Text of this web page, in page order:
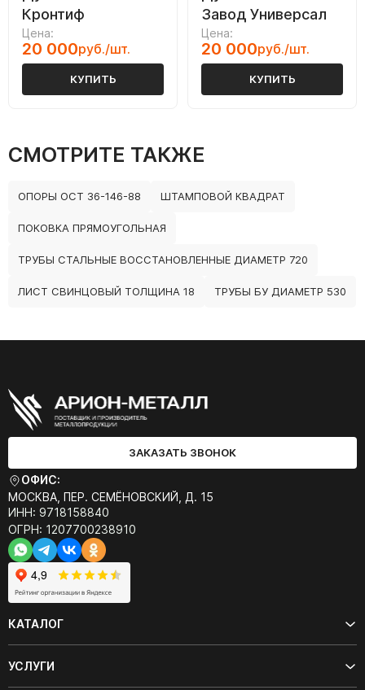
Кронтиф
Цена:
20 000руб./шт.
КУПИТЬ
Завод Универсал
Цена:
20 000руб./шт.
КУПИТЬ
СМОТРИТЕ ТАКЖЕ
ОПОРЫ ОСТ 36-146-88 ШТАМПОВОЙ КВАДРАТ
ПОКОВКА ПРЯМОУГОЛЬНАЯ
ТРУБЫ СТАЛЬНЫЕ ВОССТАНОВЛЕННЫЕ ДИАМЕТР 720
ЛИСТ СВИНЦОВЫЙ ТОЛЩИНА 18 ТРУБЫ БУ ДИАМЕТР 530
ЗАКАЗАТЬ ЗВОНОК
ОФИС:
МОСКВА, ПЕР. СЕМЁНОВСКИЙ, Д. 15
ИНН: 9718158840
ОГРН: 1207700238910
КАТАЛОГ
УСЛУГИ